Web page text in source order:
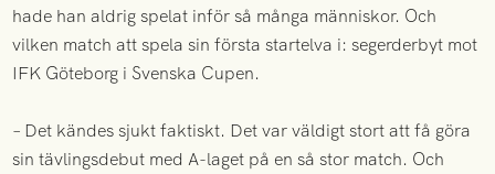
hade han aldrig spelat inför så många människor. Och
vilken match att spela sin första startelva i: segerderbyt mot
IFK Göteborg i Svenska Cupen.
– Det kändes sjukt faktiskt. Det var väldigt stort att få göra
sin tävlingsdebut med A-laget på en så stor match. Och